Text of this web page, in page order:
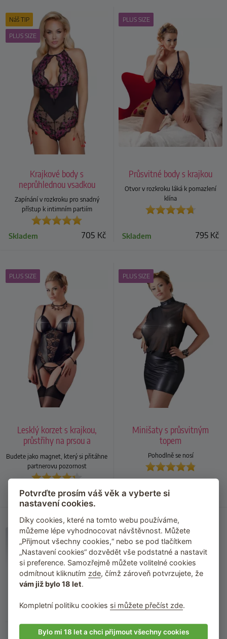
Náš TIP
PLUS SIZE
Krajkové body s
neprůhlednou vsadkou
Zapínání v rozkroku pro snadný
přístup k intimním partiím
705 Kč
Skladem
PLUS SIZE
Průsvitné body s krajkou
Otvor v rozkroku láká k pomazlení
klína
795 Kč
Skladem
PLUS SIZE
Lesklý korzet s krajkou,
průstřihy na prsou a
podvazky + kalhotky (tanga)
Budete jako magnet, který si přitáhne
partnerovu pozornost
835Kč
Skladem
PLUS SIZE
Minišaty s průsvitným
topem
Pohodlně se nosí
Skladem
Náš TIP
Potvrďte prosím váš věk a vyberte si
nastavení cookies.
Díky cookies, které na tomto webu používáme,
můžeme lépe vyhodnocovat návštěvnost. Můžete
„Přijmout všechny cookies,“ nebo se pod tlačítkem
„Nastavení cookies“ dozvědět vše podstatné a nastavit
si preference. Samozřejmě můžete volitelné cookies
odmítnout kliknutím zde, čímž zároveň potvrzujete, že
vám již bylo 18 let.
Kompletní politiku cookies si můžete přečíst zde.
Bylo mi 18 let a chci přijmout všechny cookies